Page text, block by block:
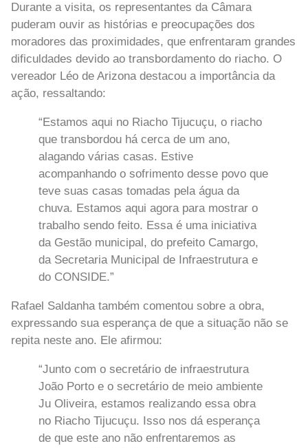
Durante a visita, os representantes da Câmara
puderam ouvir as histórias e preocupações dos
moradores das proximidades, que enfrentaram grandes
dificuldades devido ao transbordamento do riacho. O
vereador Léo de Arizona destacou a importância da
ação, ressaltando:
“Estamos aqui no Riacho Tijucuçu, o riacho
que transbordou há cerca de um ano,
alagando várias casas. Estive
acompanhando o sofrimento desse povo que
teve suas casas tomadas pela água da
chuva. Estamos aqui agora para mostrar o
trabalho sendo feito. Essa é uma iniciativa
da Gestão municipal, do prefeito Camargo,
da Secretaria Municipal de Infraestrutura e
do CONSIDE.”
Rafael Saldanha também comentou sobre a obra,
expressando sua esperança de que a situação não se
repita neste ano. Ele afirmou:
“Junto com o secretário de infraestrutura
João Porto e o secretário de meio ambiente
Ju Oliveira, estamos realizando essa obra
no Riacho Tijucuçu. Isso nos dá esperança
de que este ano não enfrentaremos as